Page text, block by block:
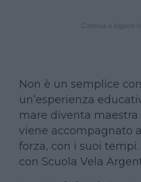
Non è un semplice
un’esperienza
mare diventa
viene accompagnato
forza, con i suoi
con Scuola Vela